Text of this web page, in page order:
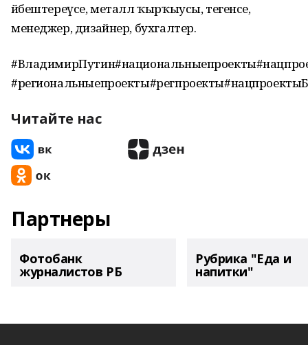
йәбештереүсе, металл ҡырҡыусы, тегенсе,
менеджер, дизайнер, бухгалтер.
Читайте нас
Партнеры
Фотобанк
журналистов РБ
Рубрика "Еда и
напитки"